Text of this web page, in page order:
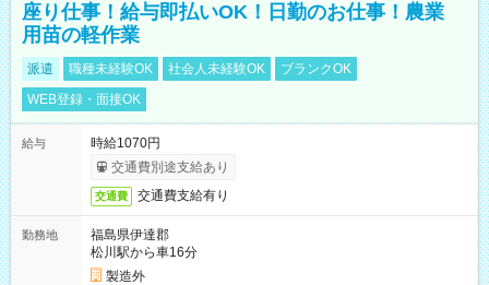
座り仕事！給与即払いOK！日勤のお仕事！農業
用苗の軽作業
派遣 職種未経験OK 社会人未経験OK
ブランクOK
WEB登録・面接OK
給与
時給1070円
交通費別途支給あり
交通費 交通費支給有り
勤務地
福島県伊達郡
松川駅から車16分
製造外